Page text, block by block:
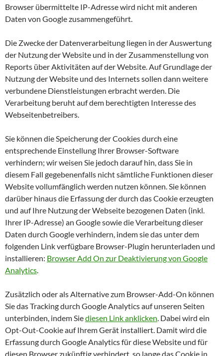
Browser übermittelte IP-Adresse wird nicht mit anderen
Daten von Google zusammengeführt.
Die Zwecke der Datenverarbeitung liegen in der Auswertung
der Nutzung der Website und in der Zusammenstellung von
Reports über Aktivitäten auf der Website. Auf Grundlage der
Nutzung der Website und des Internets sollen dann weitere
verbundene Dienstleistungen erbracht werden. Die
Verarbeitung beruht auf dem berechtigten Interesse des
Webseitenbetreibers.
Sie können die Speicherung der Cookies durch eine
entsprechende Einstellung Ihrer Browser-Software
verhindern; wir weisen Sie jedoch darauf hin, dass Sie in
diesem Fall gegebenenfalls nicht sämtliche Funktionen dieser
Website vollumfänglich werden nutzen können. Sie können
darüber hinaus die Erfassung der durch das Cookie erzeugten
und auf Ihre Nutzung der Webseite bezogenen Daten (inkl.
Ihrer IP-Adresse) an Google sowie die Verarbeitung dieser
Daten durch Google verhindern, indem sie das unter dem
folgenden Link verfügbare Browser-Plugin herunterladen und
installieren: Browser Add On zur Deaktivierung von Google
Analytics
Zusätzlich oder als Alternative zum Browser-Add-On können
Sie das Tracking durch Google Analytics auf unseren Seiten
unterbinden, indem Siediesen Link anklicken . Dabei wird ein
Opt-Out-Cookie auf Ihrem Gerät installiert. Damit wird die
Erfassung durch Google Analytics für diese Website und für
diesen Browser zukünftig verhindert, so lange das Cookie in